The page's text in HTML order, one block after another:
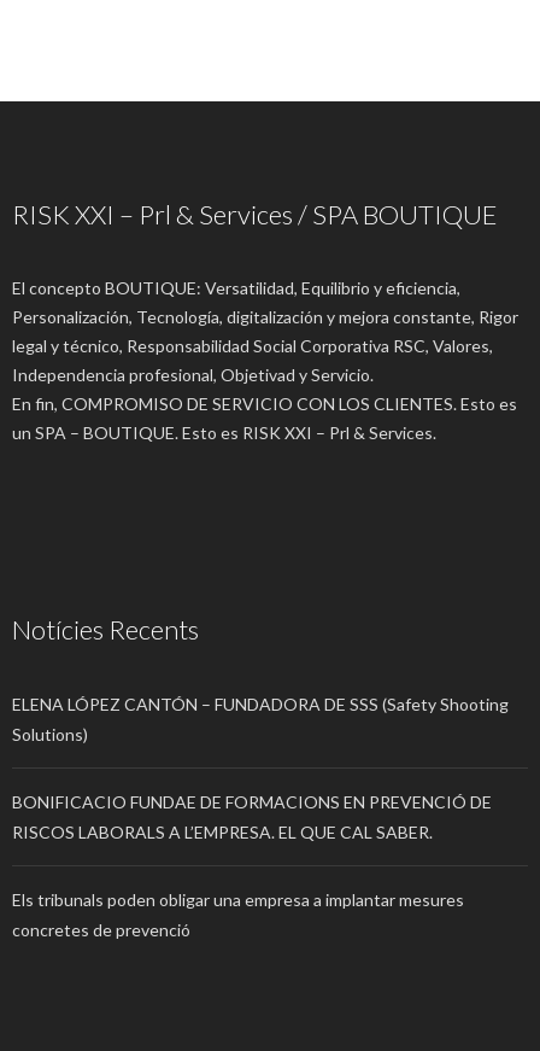
RISK XXI – Prl & Services / SPA BOUTIQUE
El concepto BOUTIQUE: Versatilidad, Equilibrio y eficiencia,
Personalización, Tecnología, digitalización y mejora constante, Rigor
legal y técnico, Responsabilidad Social Corporativa RSC, Valores,
Independencia profesional, Objetivad y Servicio.
En fin, COMPROMISO DE SERVICIO CON LOS CLIENTES. Esto es
un SPA – BOUTIQUE. Esto es RISK XXI – Prl & Services.
Notícies Recents
ELENA LÓPEZ CANTÓN – FUNDADORA DE SSS (Safety Shooting
Solutions)
BONIFICACIO FUNDAE DE FORMACIONS EN PREVENCIÓ DE
RISCOS LABORALS A L’EMPRESA. EL QUE CAL SABER.
Els tribunals poden obligar una empresa a implantar mesures
concretes de prevenció